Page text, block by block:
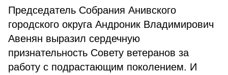
Председатель Собрания Анивского
городского округа Андроник Владимирович
Авенян выразил сердечную
признательность Совету ветеранов за
работу с подрастающим поколением. И